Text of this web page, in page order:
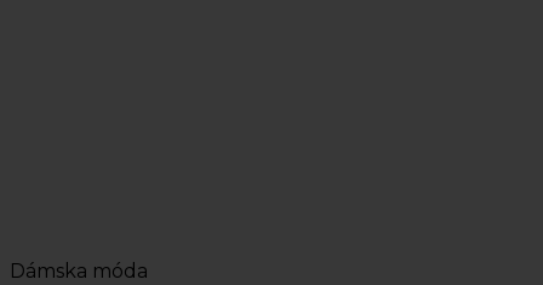
Dámska móda